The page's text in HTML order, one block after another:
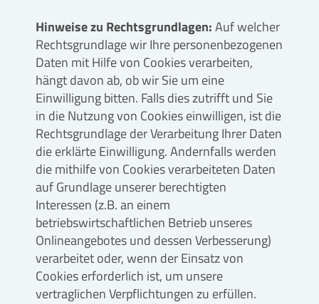
Hinweise zu Rechtsgrundlagen:Auf welcher
Rechtsgrundlage wir Ihre personenbezogenen
Daten mit Hilfe von Cookies verarbeiten,
hängt davon ab, ob wir Sie um eine
Einwilligung bitten. Falls dies zutrifft und Sie
in die Nutzung von Cookies einwilligen, ist die
Rechtsgrundlage der Verarbeitung Ihrer Daten
die erklärte Einwilligung. Andernfalls werden
die mithilfe von Cookies verarbeiteten Daten
auf Grundlage unserer berechtigten
Interessen (z.B. an einem
betriebswirtschaftlichen Betrieb unseres
Onlineangebotes und dessen Verbesserung)
verarbeitet oder, wenn der Einsatz von
Cookies erforderlich ist, um unsere
vertraglichen Verpflichtungen zu erfüllen.